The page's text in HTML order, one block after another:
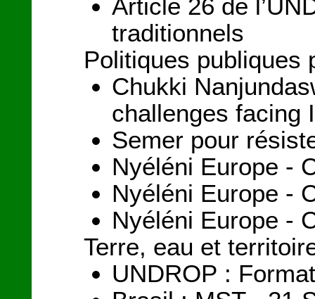
Article 26 de
traditionnels
Politiques publiques
Chukki
challenges facing
Semer pour
Nyéléni Europe -
Nyéléni Europe -
Nyéléni Europe -
Terre, eau et
UNDROP :